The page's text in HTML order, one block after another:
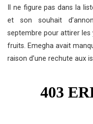
Il ne figure pas dans la
et son souhait
septembre pour attirer les
fruits. Emegha avait
raison d’une rechute aux